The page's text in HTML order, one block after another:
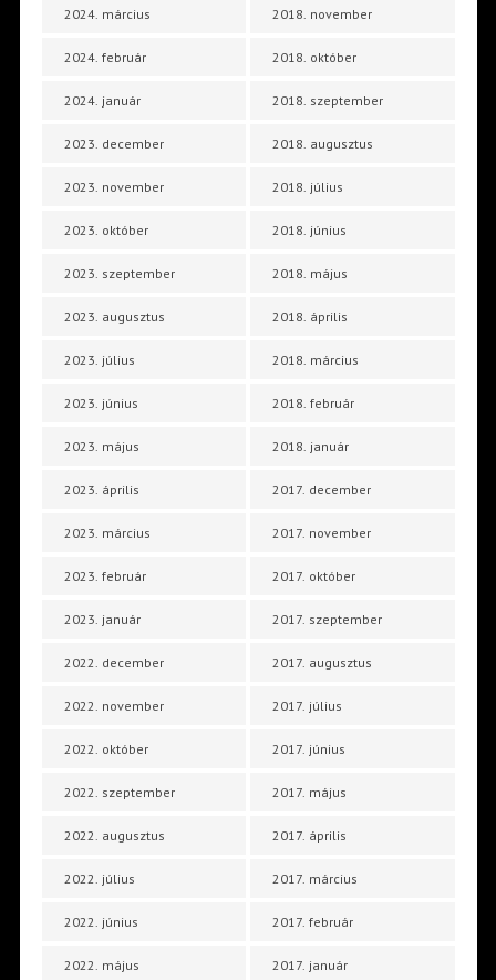
2024. március
2024. február
2024. január
2023. december
2023. november
2023. október
2023. szeptember
2023. augusztus
2023. július
2023. június
2023. május
2023. április
2023. március
2023. február
2023. január
2022. december
2022. november
2022. október
2022. szeptember
2022. augusztus
2022. július
2022. június
2022. május
2018. november
2018. október
2018. szeptember
2018. augusztus
2018. július
2018. június
2018. május
2018. április
2018. március
2018. február
2018. január
2017. december
2017. november
2017. október
2017. szeptember
2017. augusztus
2017. július
2017. június
2017. május
2017. április
2017. március
2017. február
2017. január